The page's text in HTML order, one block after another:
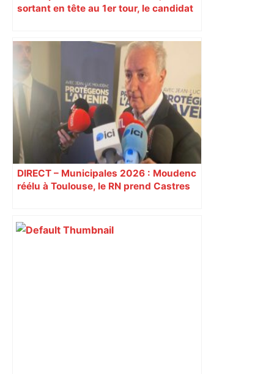
sortant en tête au 1er tour, le candidat
DIRECT – Municipales 2026 : Moudenc
réélu à Toulouse, le RN prend Castres